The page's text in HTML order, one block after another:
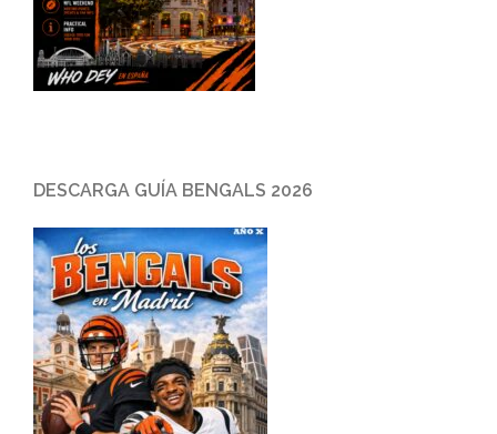
DESCARGA GUÍA BENGALS 2026